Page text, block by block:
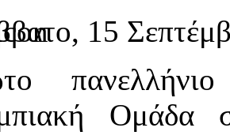
15
Ομάδα